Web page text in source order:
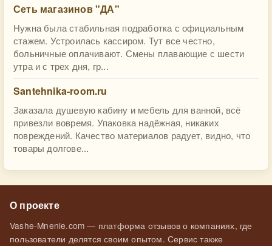
Сеть магазинов "ДА"
Нужна была стабильная подработка с официальным
стажем. Устроилась кассиром. Тут все честно,
больничные оплачивают. Смены плавающие с шести
утра и с трех дня, гр...
Santehnika-room.ru
Заказала душевую кабину и мебель для ванной, всё
привезли вовремя. Упаковка надёжная, никаких
повреждений. Качество материалов радует, видно, что
товары долгове...
О проекте
Vashe-Mnenie.com — платформа отзывов о компаниях, где
пользователи делятся своим опытом. Сервис также